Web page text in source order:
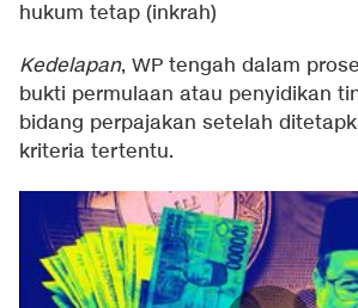
hukum tetap (inkrah)
Kedelapan, WP tengah dalam
bukti permulaan atau penyidikan
bidang perpajakan setelah
kriteria tertentu.